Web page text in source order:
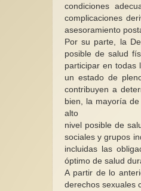
condiciones
complicaciones
asesoramiento
Por su parte, la
posible de salud
participar en todas
un estado de
contribuyen a
bien, la mayoría
alto
nivel posible de
sociales y grupos
incluidas las
óptimo de salud
A partir de lo
derechos sexuales